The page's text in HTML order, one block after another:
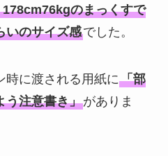
のまっくすで
いのサイズ感でした。
時に渡される用紙に「部
う注意書き」がありま